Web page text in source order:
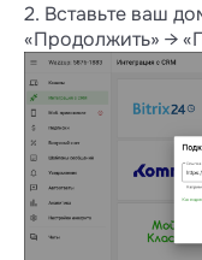
2. Вставьте ваш
«Продолжить» →